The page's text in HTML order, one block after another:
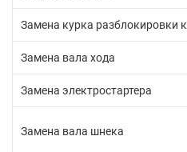
Замена курка разблокировки
Замена вала хода
Замена электростартера
Замена вала шнека